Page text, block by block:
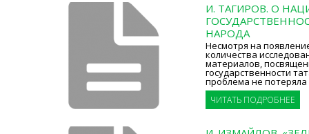
И. ТАГИРОВ. О
НАРОДА
Несмотря на
количества
материалов,
государственности
проблема не потеряла
ЧИТАТЬ ПОДРОБНЕЕ